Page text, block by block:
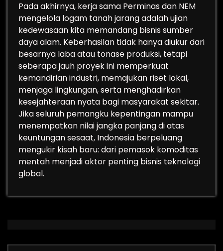
Pada akhirnya, kerja sama Perminas dan NEM
mengelola logam tanah jarang adalah ujian
kedewasaan kita memandang bisnis sumber
daya alam. Keberhasilan tidak hanya diukur dari
besarnya laba atau tonase produksi, tetapi
seberapa jauh proyek ini memperkuat
kemandirian industri, memajukan riset lokal,
menjaga lingkungan, serta menghadirkan
kesejahteraan nyata bagi masyarakat sekitar.
Jika seluruh pemangku kepentingan mampu
menempatkan nilai jangka panjang di atas
keuntungan sesaat, Indonesia berpeluang
mengukir kisah baru: dari pemasok komoditas
mentah menjadi aktor penting bisnis teknologi
global.